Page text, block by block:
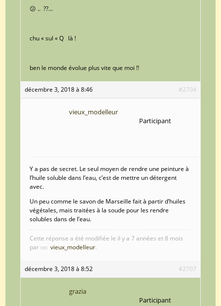
😕 .. ??…
chu « sul « Q là !
ben le monde évolue plus vite que moi !!
décembre 3, 2018 à 8:46 #2704
vieux_modelleur
Participant
Y a pas de secret. Le seul moyen de rendre une peinture à
l’huile soluble dans l’eau, c’est de mettre un détergent
avec.
Un peu comme le savon de Marseille fait à partir d’huiles
végétales, mais traitées à la soude pour les rendre
solubles dans de l’eau.
Cette réponse a été modifiée le il y a 7 années et 8 mois
par
vieux_modelleur.
décembre 3, 2018 à 8:52 #2707
grazia
Participant